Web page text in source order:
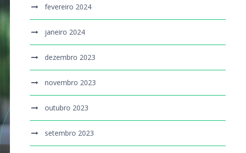
fevereiro 2024
janeiro 2024
dezembro 2023
novembro 2023
outubro 2023
setembro 2023